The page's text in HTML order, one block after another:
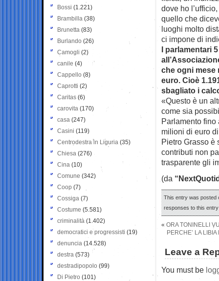
dove ho
quello che
luoghi molto
ci impone di
I parlamentari
che ogni mese
euro. Cioè
sbagliato i
«Questo è un
come sia
Parlamento fino
milioni di euro
Pietro Grasso è
contributi non
trasparente gli
(da
This entry was posted
responses to this
« ORA TONINELLI
PERCHE’ LA
Leave a
You must be
Bossi (1.221)
Brambilla (38)
Brunetta (83)
Burlando (26)
Camogli (2)
canile (4)
Cappello (8)
Caprotti (2)
Caritas (6)
carovita (170)
casa (247)
Casini (119)
Centrodestra in Liguria (35)
Chiesa (276)
Cina (10)
Comune (342)
Coop (7)
Cossiga (7)
Costume (5.581)
criminalità (1.402)
democratici e progressisti (19)
denuncia (14.528)
destra (573)
destradipopolo (99)
Di Pietro (101)